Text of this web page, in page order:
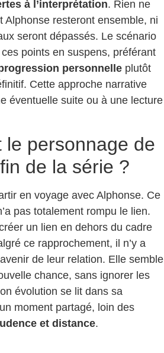
à l’interprétation. Rien ne
Alphonse resteront ensemble, ni
seront dépassés. Le scénario
points en suspens, préférant
personnelle plutôt
Cette approche narrative
éventuelle suite ou à une lecture
le personnage de
de la série ?
en voyage avec Alphonse. Ce
pas totalement rompu le lien.
un lien en dehors du cadre
ce rapprochement, il n’y a
de leur relation. Elle semble
chance, sans ignorer les
évolution se lit dans sa
moment partagé, loin des
et distance.